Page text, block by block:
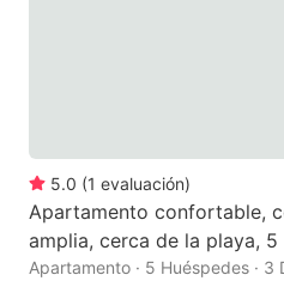
5.0 (1 evaluación)
Apartamento confortable,
amplia, cerca de la playa, 5
Apartamento · 5 Huéspedes · 3